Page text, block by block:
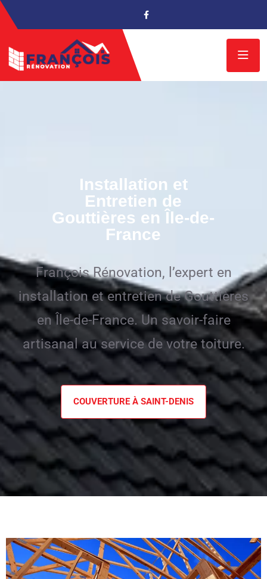
Installation et
Entretien de
Gouttières en Île-de-
France
François Rénovation, l’expert en
installation et entretien de Gouttières
en Île-de-France. Un savoir-faire
artisanal au service de votre toiture.
COUVERTURE À SAINT-DENIS